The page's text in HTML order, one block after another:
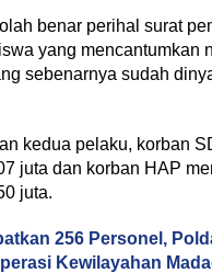
benar perihal surat
yang mencantumkan
sebenarnya sudah
kedua pelaku, korban
juta dan korban HAP
juta.
256 Personel,
Kewilayahan